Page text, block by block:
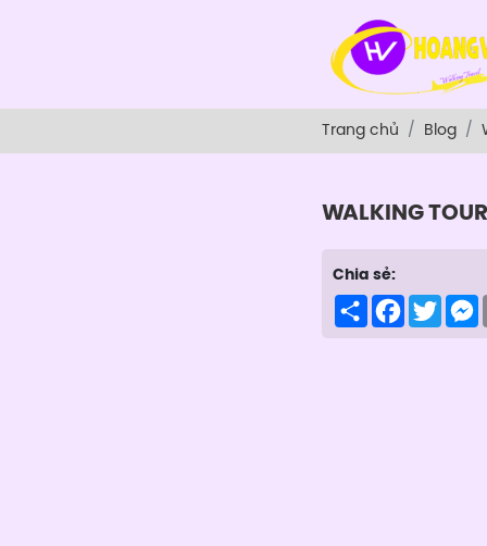
Trang chủ Blog
WALKING TOUR
Chia sẻ:
ShareFacebook